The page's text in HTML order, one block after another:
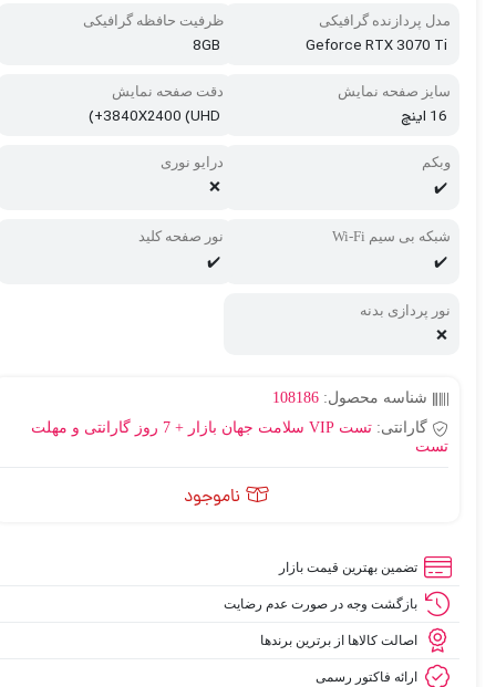
مدل پردازنده گرافیکی
Geforce RTX 3070 Ti
ظرفیت حافظه گرافیکی
8GB
سایز صفحه نمایش
16 اینچ
دقت صفحه نمایش
3840X2400 (UHD+)
وبکم درایو نوری
شبکه بی سیم Wi-Fi نور صفحه کلید
نور پردازی بدنه
شناسه محصول: 108186
گارانتی:
تست VIP سلامت جهان بازار + 7 روز گارانتی و مهلت
تست
ناموجود
تضمین بهترین قیمت بازار
بازگشت وجه در صورت عدم رضایت
اصالت کالاها از برترین برندها
ارائه فاکتور رسمی